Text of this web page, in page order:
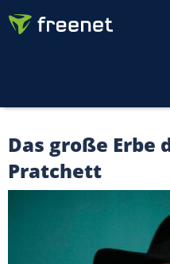
Das große Erbe
Pratchett